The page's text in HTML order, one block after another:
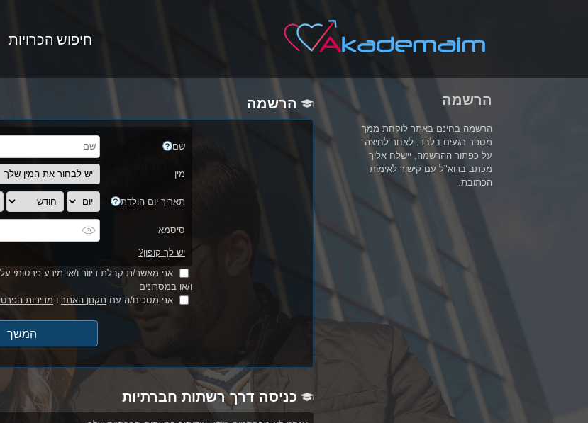
חיפוש הכרויות
הרשמה
הרשמה בחינם באתר לוקחת ממך
מספר רגעים בלבד. לאחר לחיצה
על כפתור ההרשמה, יישלח אליך
מכתב בדוא"ל עם קישור לאימות
הכתובת.
הרשמה
שם
מין
תאריך יום הולדת
סיסמא
יש לך קופון?
אני מאשר/ת קבלת דיוור ו/או מידע פרסומי
ו/או במסרונים
אני מסכים/ה עם תקנון האתר ו מדיניות
כניסה דרך רשתות חברתיות